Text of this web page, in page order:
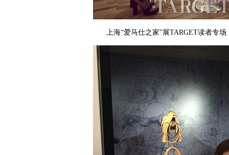
上海“爱马仕之家”展TARGET读者专